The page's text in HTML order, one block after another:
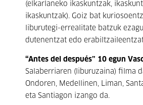
(elkarlaneko ikaskuntzak,
ikaskuntzak). Goiz bat
liburutegi-errealitate batzuk
dutenentzat edo
“Antes del después” 10 egun
Salaberriaren (liburuzaina) filma
Ondoren, Medellinen, Liman,
eta Santiagon izango da.